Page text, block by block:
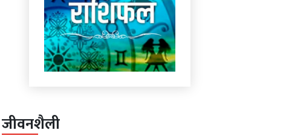
जीवनशैली